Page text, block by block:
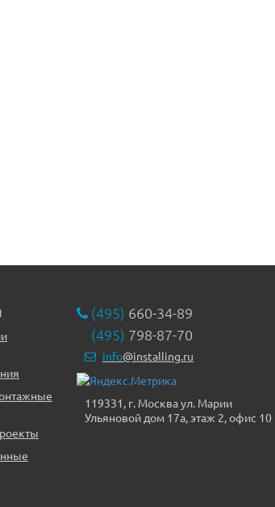
(495) 660-34-89
(495) 798-87-70
info@installing.ru
119331, г. Москва ул. Марии
Ульяновой дом 17а, этаж 2, офис 10